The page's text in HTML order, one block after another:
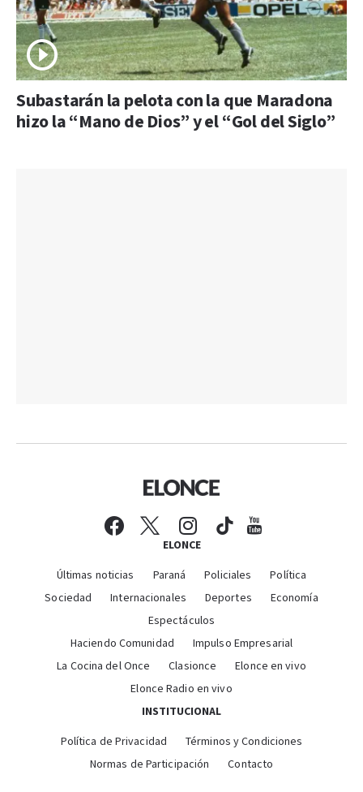
Subastarán la pelota con la que Maradona
hizo la “Mano de Dios” y el “Gol del Siglo”
ELONCE
Últimas noticias Paraná Policiales
Política
Sociedad
Internacionales Deportes
Economía
Espectáculos
Haciendo Comunidad
Impulso Empresarial
La Cocina del Once
Clasionce
Elonce en vivo
Elonce Radio en vivo
INSTITUCIONAL
Política de Privacidad
Términos y Condiciones
Normas de Participación
Contacto